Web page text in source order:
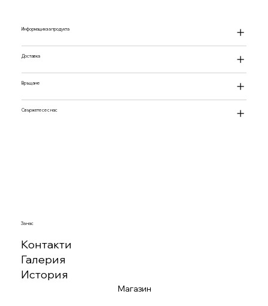
Информация за продукта
Доставка
Връщане
Свържете се с нас
За нас
Контакти
Галерия
История
Магазин